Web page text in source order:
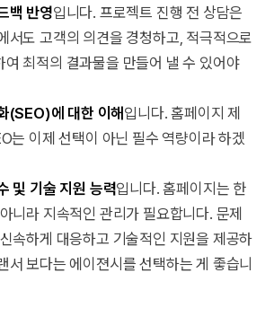
백 반영입니다. 프로젝트 진행 전 상담은
서도 고객의 의견을 경청하고, 적극적으로
여 최적의 결과물을 만들어 낼 수 있어야
(SEO)에 대한 이해입니다. 홈페이지 제
는 이제 선택이 아닌 필수 역량이라 하겠
및 기술 지원 능력입니다. 홈페이지는 한
니라 지속적인 관리가 필요합니다. 문제
속하게 대응하고 기술적인 지원을 제공하
서 보다는 에이젼시를 선택하는 게 좋습니